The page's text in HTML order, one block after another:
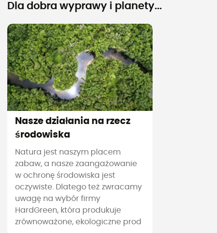
Dla dobra wyprawy i planety...
Nasze działania na rzecz
środowiska
Natura jest naszym placem
zabaw, a nasze zaangażowanie
w ochronę środowiska jest
oczywiste. Dlatego też zwracamy
uwagę na wybór firmy
HardGreen, która produkuje
zrównoważone, ekologiczne prod